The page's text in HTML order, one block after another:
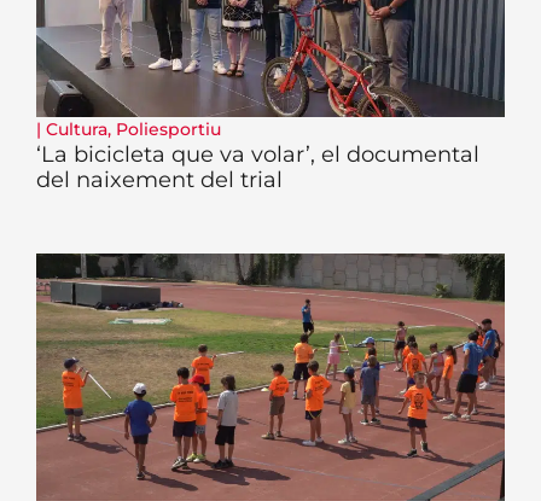
| Cultura, Poliesportiu
‘La bicicleta que va volar’, el documental
del naixement del trial